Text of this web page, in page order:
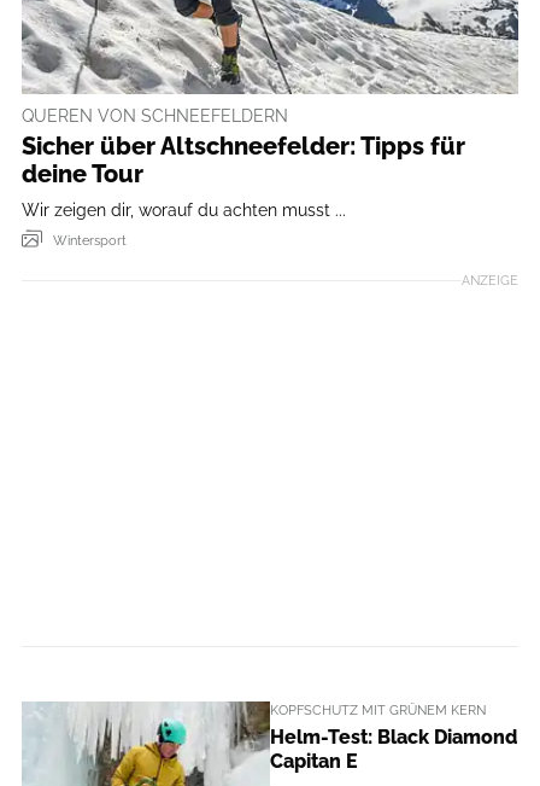
QUEREN VON SCHNEEFELDERN
Sicher über Altschneefelder: Tipps für
deine Tour
Wir zeigen dir, worauf du achten musst ...
Wintersport
ANZEIGE
KOPFSCHUTZ MIT GRÜNEM KERN
Helm-Test: Black Diamond
Capitan E